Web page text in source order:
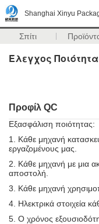
Shanghai Xinyu
Σπίτι
Έλεγχος
Προφίλ QC
Εξασφάλιση ποιότητας:
1. Κάθε μηχανή
εργαζομένους μας.
2. Κάθε μηχανή με μια
αποστολή.
3. Κάθε μηχανή
4. Ηλεκτρικά στοιχεία
5. Ο χρόνος